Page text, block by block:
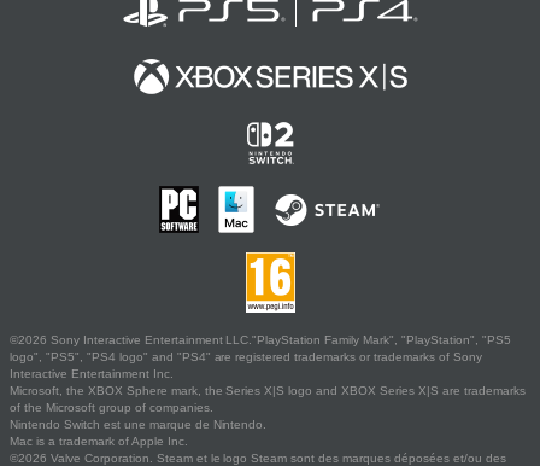
©2026 Sony Interactive Entertainment LLC."PlayStation Family Mark", "PlayStation", "PS5
logo", "PS5", "PS4 logo" and "PS4" are registered trademarks or trademarks of Sony
Interactive Entertainment Inc.
Microsoft, the XBOX Sphere mark, the Series X|S logo and XBOX Series X|S are trademarks
of the Microsoft group of companies.
Nintendo Switch est une marque de Nintendo.
Mac is a trademark of Apple Inc.
©2026 Valve Corporation. Steam et le logo Steam sont des marques déposées et/ou des